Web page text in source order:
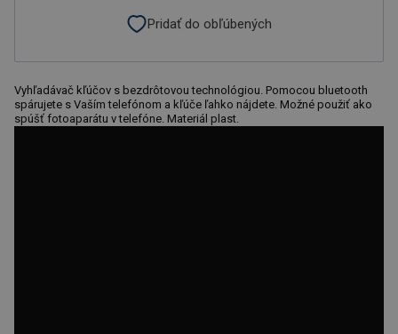
Pridať do obľúbených
Vyhľadávač kľúčov s bezdrôtovou technológiou. Pomocou bluetooth
spárujete s Vaším telefónom a kľúče ľahko nájdete. Možné použiť ako
spúšť fotoaparátu v telefóne. Materiál plast.